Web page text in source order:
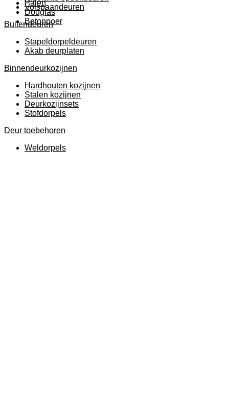
Palen
Douglas
Betonpoer
Volspaandeuren
Buitendeuren
Stapeldorpeldeuren
Akab deurplaten
Binnendeurkozijnen
Hardhouten kozijnen
Stalen kozijnen
Deurkozijnsets
Stofdorpels
Deur toebehoren
Weldorpels